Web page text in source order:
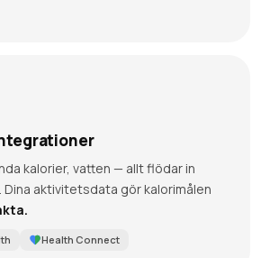
kalorier, vatten — allt flödar in
aktivitetsdata gör kalorimålen
Health Connect